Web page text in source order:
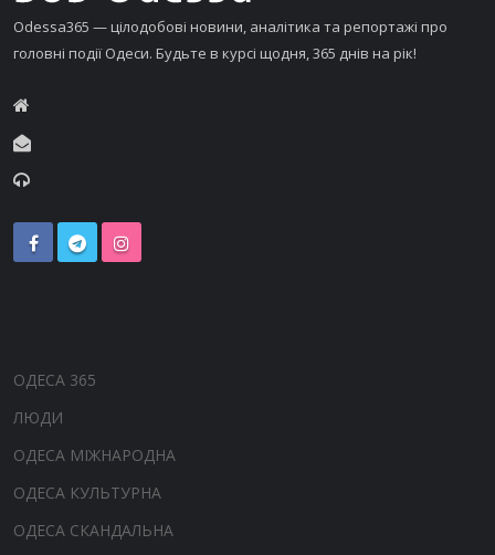
Odessa365 — цілодобові новини, аналітика та репортажі про
головні події Одеси. Будьте в курсі щодня, 365 днів на рік!
ОДЕСА 365
ЛЮДИ
ОДЕСА МІЖНАРОДНА
ОДЕСА КУЛЬТУРНА
ОДЕСА СКАНДАЛЬНА